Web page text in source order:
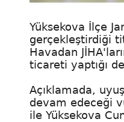
Yüksekova İlçe
gerçekleştirdiği
Havadan
ticareti yaptığı
Açıklamada,
devam edeceği
ile Yüksekova